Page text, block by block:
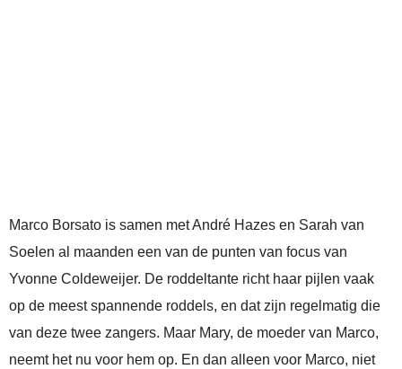
Marco Borsato is samen met André Hazes en Sarah van
Soelen al maanden een van de punten van focus van
Yvonne Coldeweijer. De roddeltante richt haar pijlen vaak
op de meest spannende roddels, en dat zijn regelmatig die
van deze twee zangers. Maar Mary, de moeder van Marco,
neemt het nu voor hem op. En dan alleen voor Marco, niet